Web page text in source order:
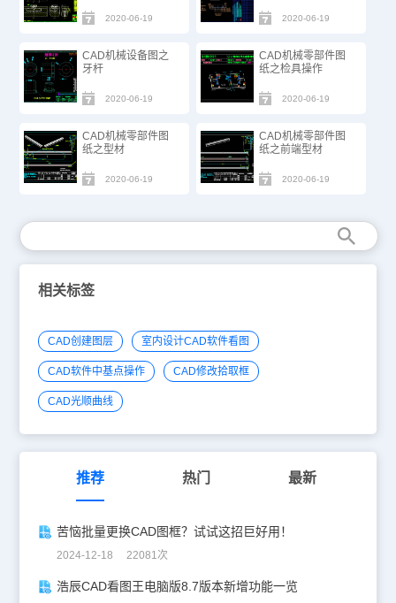
2020-06-19 2020-06-19
CAD机械设备图之
牙杆
2020-06-19
CAD机械零部件图
纸之检具操作
2020-06-19
CAD机械零部件图
纸之型材
2020-06-19
CAD机械零部件图
纸之前端型材
2020-06-19
相关标签
CAD创建图层 室内设计CAD软件看图
CAD软件中基点操作 CAD修改拾取框
CAD光顺曲线
推荐 热门 最新
苦恼批量更换CAD图框？试试这招巨好用！
2024-12-18 22081次
浩辰CAD看图王电脑版8.7版本新增功能一览